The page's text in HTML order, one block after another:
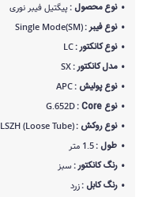
نوع محصول :پیگتیل فیبر نوری
نوع فیبر :Single Mode(SM)
نوع کانکتور :LC
مدل کانکتور :SX
نوع پولیش :APC
نوع Core :
G.652D
نوع روکش :LSZH (Loose Tube)
طول :1.5 متر
رنگ کانکتور :سبز
رنگ کابل :زرد